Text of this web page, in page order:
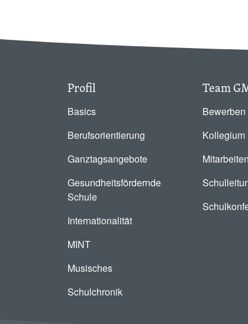
Profil
Basics
Berufsorientierung
Ganztagsangebote
Gesundheitsfördernde
Schule
Internationalität
MINT
Musisches
Schulchronik
Team
Bewerben
Kollegium